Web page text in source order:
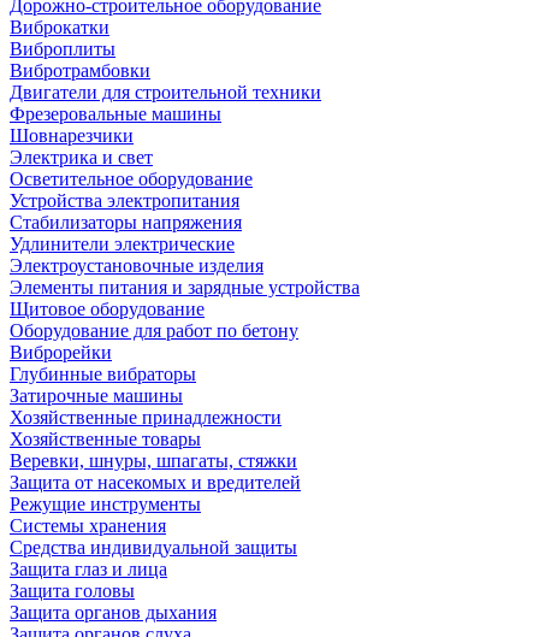
Дорожно-строительное оборудование
Виброкатки
Виброплиты
Вибротрамбовки
Двигатели для строительной техники
Фрезеровальные машины
Шовнарезчики
Электрика и свет
Осветительное оборудование
Устройства электропитания
Стабилизаторы напряжения
Удлинители электрические
Электроустановочные изделия
Элементы питания и зарядные устройства
Щитовое оборудование
Оборудование для работ по бетону
Виброрейки
Глубинные вибраторы
Затирочные машины
Хозяйственные принадлежности
Хозяйственные товары
Веревки, шнуры, шпагаты, стяжки
Защита от насекомых и вредителей
Режущие инструменты
Системы хранения
Средства индивидуальной защиты
Защита глаз и лица
Защита головы
Защита органов дыхания